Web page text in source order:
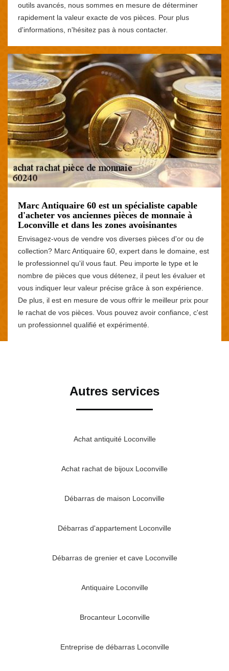
outils avancés, nous sommes en mesure de déterminer
rapidement la valeur exacte de vos pièces. Pour plus
d'informations, n'hésitez pas à nous contacter.
Marc Antiquaire 60 est un spécialiste capable
d'acheter vos anciennes pièces de monnaie à
Loconville et dans les zones avoisinantes
Envisagez-vous de vendre vos diverses pièces d'or ou de
collection? Marc Antiquaire 60, expert dans le domaine, est
le professionnel qu'il vous faut. Peu importe le type et le
nombre de pièces que vous détenez, il peut les évaluer et
vous indiquer leur valeur précise grâce à son expérience.
De plus, il est en mesure de vous offrir le meilleur prix pour
le rachat de vos pièces. Vous pouvez avoir confiance, c'est
un professionnel qualifié et expérimenté.
Autres services
Achat antiquité Loconville
Achat rachat de bijoux Loconville
Débarras de maison Loconville
Débarras d'appartement Loconville
Débarras de grenier et cave Loconville
Antiquaire Loconville
Brocanteur Loconville
Entreprise de débarras Loconville